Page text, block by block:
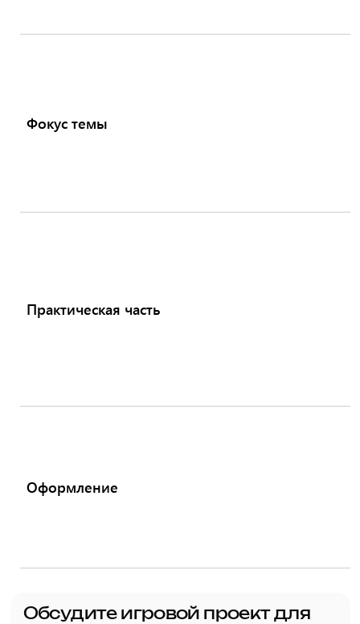
Фокус темы
Практическая часть
Оформление
Обсудите игровой проект для